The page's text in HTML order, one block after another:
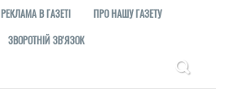
РЕКЛАМА В ГАЗЕТІ
ПРО НАШУ ГАЗЕТУ
ЗВОРОТНІЙ ЗВ'ЯЗОК